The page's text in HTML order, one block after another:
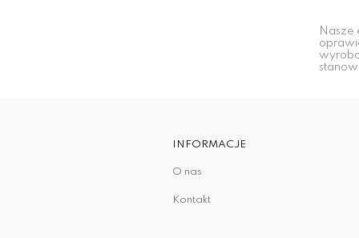
Nasze
INFORMACJE
O nas
Kontakt